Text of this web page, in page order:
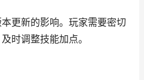
更新的影响。玩家需要密切
时调整技能加点。